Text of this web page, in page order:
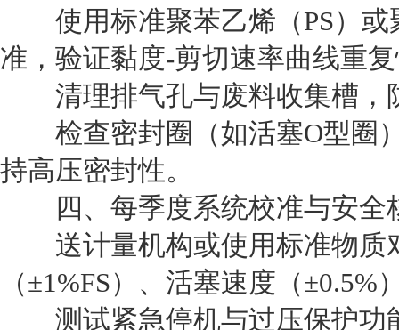
使用标准聚苯乙烯（PS）或
准，验证黏度-剪切速率曲线重
清理排气孔与废料收集槽，
检查密封圈（如活塞O型圈
持高压密封性。
四、每季度系统校准与安全
送计量机构或使用标准物质
（±1%FS）、活塞速度（±0.5%
测试紧急停机与过压保护功